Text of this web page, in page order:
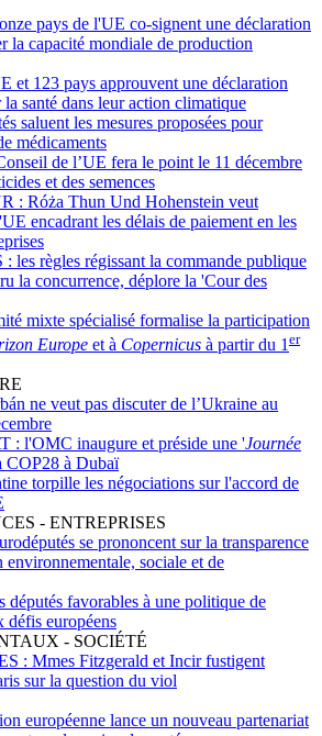
onze pays de l'UE co-signent une déclaration
la capacité mondiale de production
et 123 pays approuvent une déclaration
santé dans leur action climatique
saluent les mesures proposées pour
médicaments
de l’UE fera le point le 11 décembre
et des semences
: Róża Thun Und Hohenstein veut
encadrant les délais de paiement en les
: les règles régissant la commande publique
la concurrence, déplore la 'Cour des
mixte spécialisé formalise la participation
Europe et à Copernicus à partir du 1 er
ne veut pas discuter de l’Ukraine au
: l'OMC inaugure et préside une 'Journée
COP28 à Dubaï
torpille les négociations sur l'accord de
- ENTREPRISES
se prononcent sur la transparence
environnementale, sociale et de
députés favorables à une politique de
défis européens
- SOCIÉTÉ
: Mmes Fitzgerald et Incir fustigent
sur la question du viol
européenne lance un nouveau partenariat